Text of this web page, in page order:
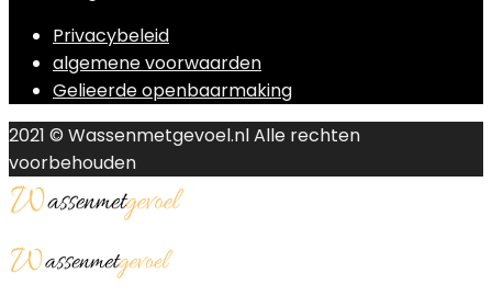
Privacybeleid
algemene voorwaarden
Gelieerde openbaarmaking
2021 © Wassenmetgevoel.nl Alle rechten
voorbehouden